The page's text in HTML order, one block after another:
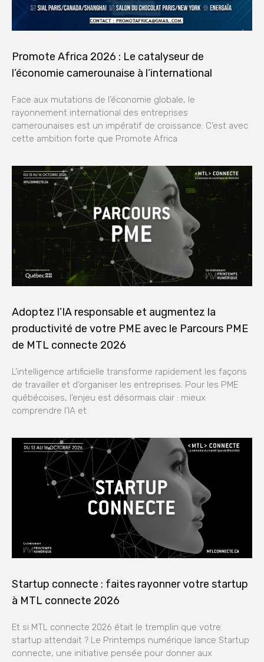
Promote Africa 2026 : Le catalyseur de
l’économie camerounaise à l’international
Face aux mutations de l’économie globale, le
rayonnement international des entreprises
camerounaises est un impératif de croissance. C’est avec
cette ambition forte que Promote Africa
Adoptez l’IA responsable et augmentez la
productivité de votre PME avec le Parcours PME
de MTL connecte 2026
L’intelligence artificielle transforme rapidement les façons
de travailler et d’organiser les entreprises. Pour les PME
québécoises, l’enjeu est désormais clair : mieux
comprendre l’IA et
Startup connecte : faites rayonner votre startup
à MTL connecte 2026
Et si MTL connecte 2026 était le tremplin que votre
startup attendait ? Le Printemps numérique lance Startup
connecte, une initiative pensée pour donner aux